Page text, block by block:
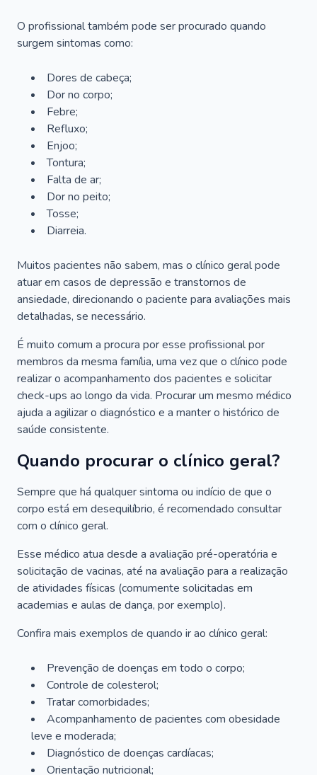
O profissional também pode ser procurado quando
surgem sintomas como:
Dores de cabeça;
Dor no corpo;
Febre;
Refluxo;
Enjoo;
Tontura;
Falta de ar;
Dor no peito;
Tosse;
Diarreia.
Muitos pacientes não sabem, mas o clínico geral pode
atuar em casos de depressão e transtornos de
ansiedade, direcionando o paciente para avaliações mais
detalhadas, se necessário.
É muito comum a procura por esse profissional por
membros da mesma família, uma vez que o clínico pode
realizar o acompanhamento dos pacientes e solicitar
check-ups ao longo da vida. Procurar um mesmo médico
ajuda a agilizar o diagnóstico e a manter o histórico de
saúde consistente.
Quando procurar o clínico geral?
Sempre que há qualquer sintoma ou indício de que o
corpo está em desequilíbrio, é recomendado consultar
com o clínico geral.
Esse médico atua desde a avaliação pré-operatória e
solicitação de vacinas, até na avaliação para a realização
de atividades físicas (comumente solicitadas em
academias e aulas de dança, por exemplo).
Confira mais exemplos de quando ir ao clínico geral:
Prevenção de doenças em todo o corpo;
Controle de colesterol;
Tratar comorbidades;
Acompanhamento de pacientes com obesidade
leve e moderada;
Diagnóstico de doenças cardíacas;
Orientação nutricional;